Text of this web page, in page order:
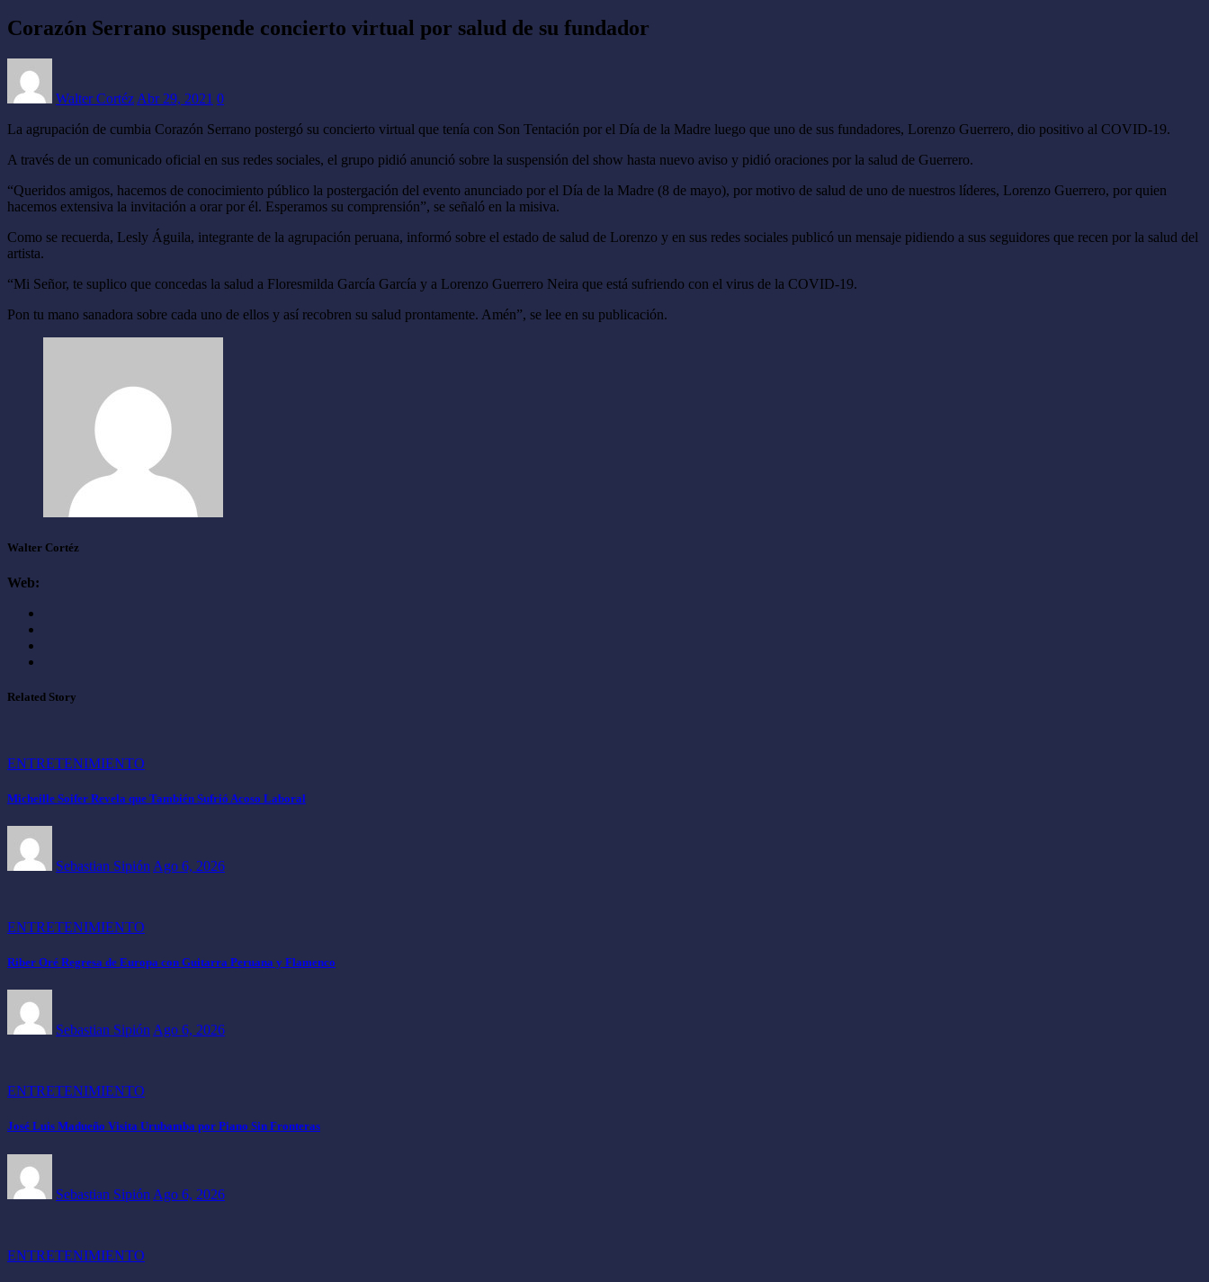
Corazón Serrano suspende concierto virtual por salud de su fundador
Walter Cortéz Abr 29, 2021 0
La agrupación de cumbia Corazón Serrano postergó su concierto virtual que tenía con Son Tentación por el Día de la Madre luego que uno de sus fundadores, Lorenzo Guerrero, dio positivo al COVID-19.
A través de un comunicado oficial en sus redes sociales, el grupo pidió anunció sobre la suspensión del show hasta nuevo aviso y pidió oraciones por la salud de Guerrero.
“Queridos amigos, hacemos de conocimiento público la postergación del evento anunciado por el Día de la Madre (8 de mayo), por motivo de salud de uno de nuestros líderes, Lorenzo Guerrero, por quien
hacemos extensiva la invitación a orar por él. Esperamos su comprensión”, se señaló en la misiva.
Como se recuerda, Lesly Águila, integrante de la agrupación peruana, informó sobre el estado de salud de Lorenzo y en sus redes sociales publicó un mensaje pidiendo a sus seguidores que recen por la salud del
artista.
“Mi Señor, te suplico que concedas la salud a Floresmilda García García y a Lorenzo Guerrero Neira que está sufriendo con el virus de la COVID-19.
Pon tu mano sanadora sobre cada uno de ellos y así recobren su salud prontamente. Amén”, se lee en su publicación.
Walter Cortéz
Web:
Related Story
ENTRETENIMIENTO
Micheille Soifer Revela que También Sufrió Acoso Laboral
Sebastian Sipión Ago 6, 2026
ENTRETENIMIENTO
Riber Oré Regresa de Europa con Guitarra Peruana y Flamenco
Sebastian Sipión Ago 6, 2026
ENTRETENIMIENTO
José Luis Madueño Visita Urubamba por Piano Sin Fronteras
Sebastian Sipión Ago 6, 2026
ENTRETENIMIENTO